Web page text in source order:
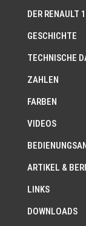
DER RENAULT
GESCHICHTE
TECHNISCHE
ZAHLEN
FARBEN
VIDEOS
ARTIKEL &
LINKS
DOWNLOADS